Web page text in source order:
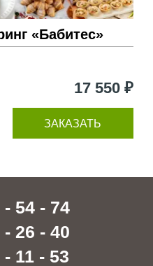
«Бабитес»
17 550 ₽
ЗАКАЗАТЬ
- 54 - 74
26 - 40
11 - 53